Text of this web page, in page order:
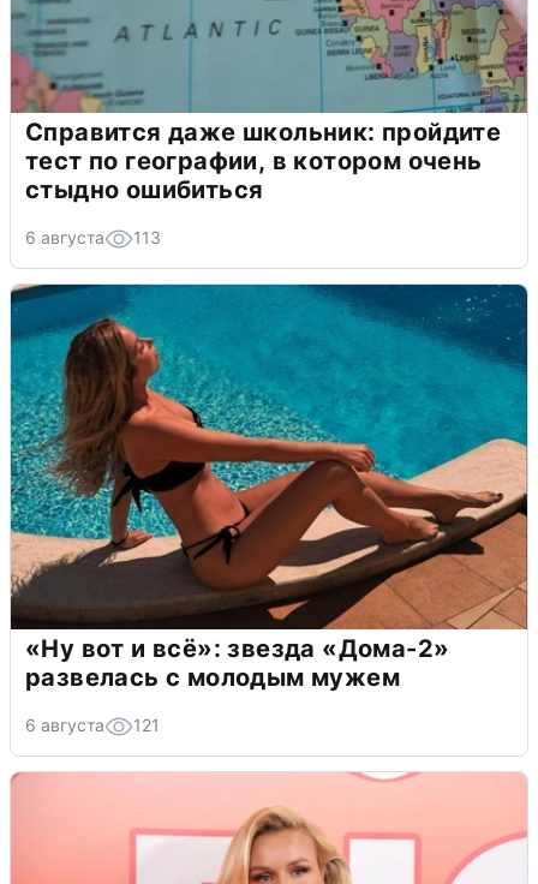
Справится даже школьник: пройдите
тест по географии, в котором очень
стыдно ошибиться
6 августа 113
«Ну вот и всё»: звезда «Дома-2»
развелась с молодым мужем
6 августа 121